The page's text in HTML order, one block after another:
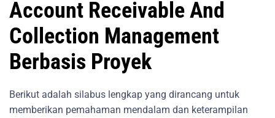
Account Receivable And
Collection Management
Berbasis Proyek
Berikut adalah silabus lengkap yang dirancang untuk
memberikan pemahaman mendalam dan keterampilan